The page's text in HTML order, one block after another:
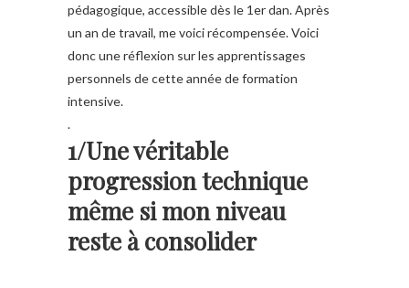
pédagogique, accessible dès le 1er dan. Après
un an de travail, me voici récompensée. Voici
donc une réflexion sur les apprentissages
personnels de cette année de formation
intensive.
.
1/Une véritable
progression technique
même si mon niveau
reste à consolider